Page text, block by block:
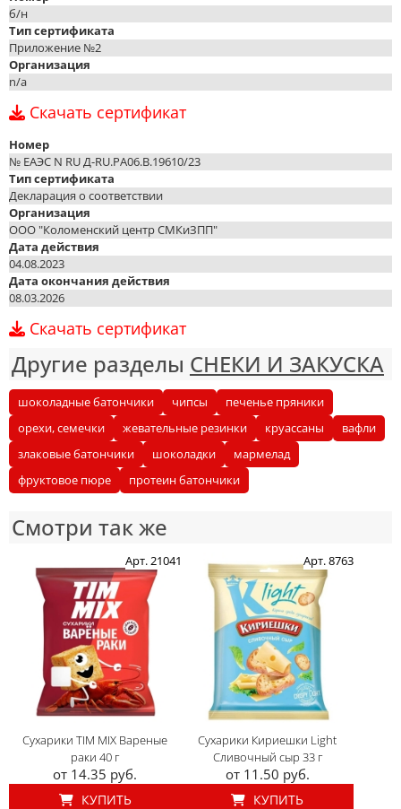
б/н
Тип сертификата
Приложение №2
Организация
n/a
Скачать сертификат
Номер
№ ЕАЭС N RU Д-RU.РА06.В.19610/23
Тип сертификата
Декларация о соответствии
Организация
ООО "Коломенский центр СМКиЗПП"
Дата действия
04.08.2023
Дата окончания действия
08.03.2026
Скачать сертификат
Другие разделы СНЕКИ И ЗАКУСКА
шоколадные батончики чипсы
печенье пряники
орехи, семечки
жевательные резинки круассаны
вафли
злаковые батончики
шоколадки
мармелад
фруктовое пюре
протеин батончики
Смотри так же
Арт. 21041
Сухарики TIM MIX Вареные
раки 40 г
от 14.35 руб.
КУПИТЬ
Арт. 8763
Сухарики Кириешки Light
Сливочный сыр 33 г
от 11.50 руб.
КУПИТЬ